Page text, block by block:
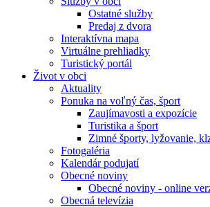
Ostatné služby
Predaj z dvora
Interaktívna mapa
Virtuálne prehliadky
Turistický portál
Život v obci
Aktuality
Ponuka na voľný čas, šport
Zaujímavosti a expozície
Turistika a šport
Zimné športy, lyžovanie,
Fotogaléria
Kalendár podujatí
Obecné noviny
Obecné noviny - online
Obecná televízia